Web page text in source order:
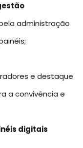
administração
e destaque
a convivência e
digitais